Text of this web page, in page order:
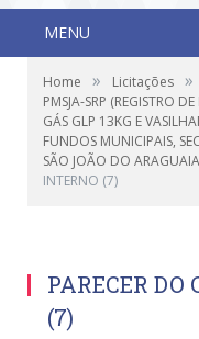
MENU
Home » Licitações »
PMSJA-SRP (REGISTRO
GÁS GLP 13KG E
FUNDOS MUNICIPAIS,
SÃO JOÃO DO
INTERNO (7)
PARECER DO
(7)